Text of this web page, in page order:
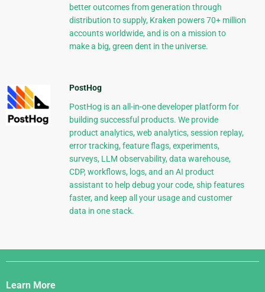
better outcomes from generation through
distribution to supply, Kraken powers 70+ million
accounts worldwide, and is on a mission to
make a big, green dent in the universe.
PostHog
PostHog is an all-in-one developer platform for
building successful products. We provide
product analytics, web analytics, session replay,
error tracking, feature flags, experiments,
surveys, LLM observability, data warehouse,
CDP, workflows, logs, and an AI product
assistant to help debug your code, ship features
faster, and keep all your usage and customer
data in one stack.
Django
Links
Learn More